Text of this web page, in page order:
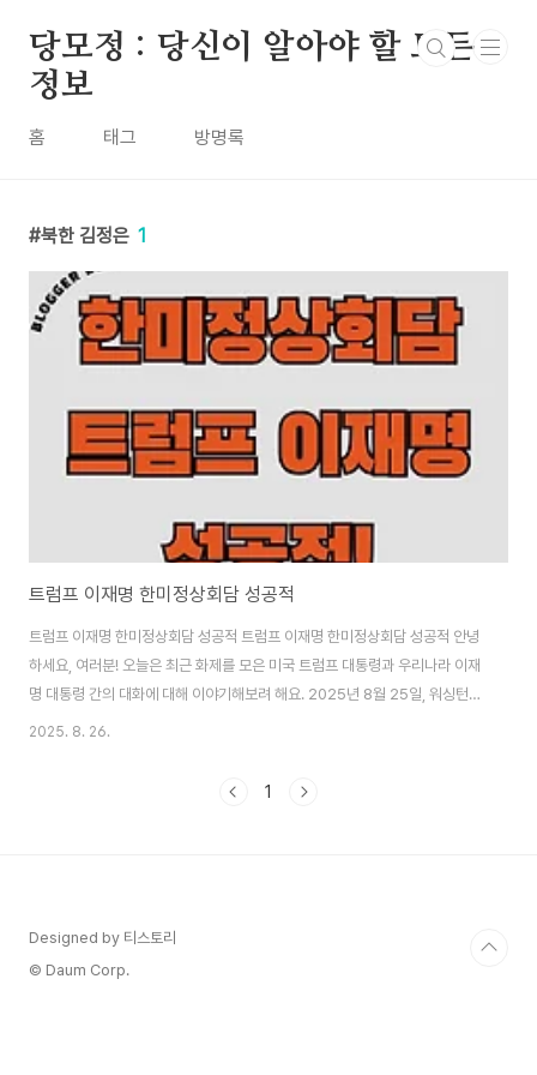
당모정 : 당신이 알아야 할 모든
정보
홈 태그 방명록
북한 김정은 1
트럼프 이재명 한미정상회담 성공적
트럼프 이재명 한미정상회담 성공적 트럼프 이재명 한미정상회담 성공적 안녕
하세요, 여러분! 오늘은 최근 화제를 모은 미국 트럼프 대통령과 우리나라 이재
명 대통령 간의 대화에 대해 이야기해보려 해요. 2025년 8월 25일, 워싱턴
DC 백악관에서 열린 한미정상회담은 단순한 외교 행사가 아니라, 한미 관계의
로 맞이한 한국 정상과의 만남이었고, 이재명 대통령 역시 취임 후 첫 미국 방문
2025. 8. 26.
1
Designed by 티스토리
© Daum Corp.